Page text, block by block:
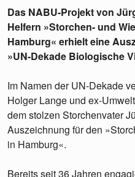
Das NABU-Projekt von
Helfern »Storchen- und
Hamburg« erhielt eine
»UN-Dekade Biologische
Im Namen der UN-Dekade
Holger Lange und ex-
dem stolzen Storchenvater
Auszeichnung für den
in Hamburg«.
Bereits seit 36 Jahren